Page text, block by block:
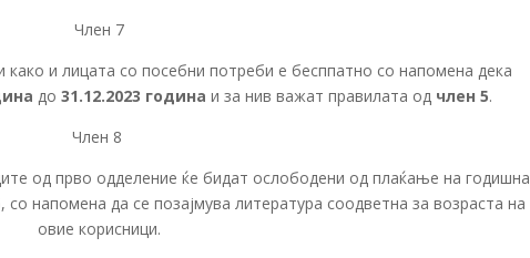
Член 7
како и лицата со посебни потреби е бесппатно со напомена дека
до31.12.2023 година и за нив важат правилата од член 5.
Член 8
од прво одделение ќе бидат ослободени од плаќање на годишна
напомена да се позајмува литература соодветна за возраста на
овие корисници.